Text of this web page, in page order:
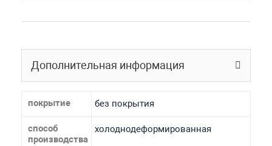
Дополнительная информация
покрытие без покрытия
способ
производства
холоднодеформированная